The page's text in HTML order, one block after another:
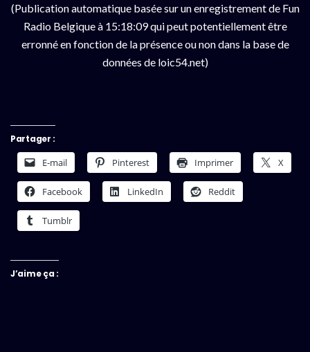
(Publication automatique basée sur un enregistrement de Fun
Radio Belgique à 15:18:09 qui peut potentiellement être
erronné en fonction de la présence ou non dans la base de
données de loic54.net)
Partager :
E-mail Pinterest Imprimer X
Facebook LinkedIn Reddit
Tumblr
J’aime ça :